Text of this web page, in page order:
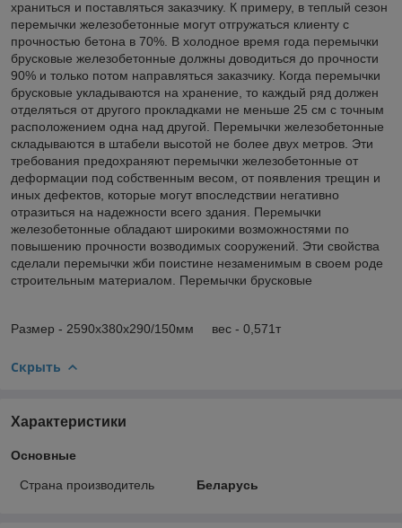
храниться и поставляться заказчику. К примеру, в теплый сезон
перемычки железобетонные могут отгружаться клиенту с
прочностью бетона в 70%. В холодное время года перемычки
брусковые железобетонные должны доводиться до прочности
90% и только потом направляться заказчику. Когда перемычки
брусковые укладываются на хранение, то каждый ряд должен
отделяться от другого прокладками не меньше 25 см с точным
расположением одна над другой. Перемычки железобетонные
складываются в штабели высотой не более двух метров. Эти
требования предохраняют перемычки железобетонные от
деформации под собственным весом, от появления трещин и
иных дефектов, которые могут впоследствии негативно
отразиться на надежности всего здания. Перемычки
железобетонные обладают широкими возможностями по
повышению прочности возводимых сооружений. Эти свойства
сделали перемычки жби поистине незаменимым в своем роде
строительным материалом. Перемычки брусковые
Размер - 2590х380х290/150мм вес - 0,571т
Скрыть
Характеристики
Основные
Страна производитель Беларусь